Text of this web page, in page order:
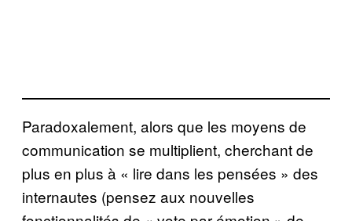
Paradoxalement, alors que les moyens de
communication se multiplient, cherchant de
plus en plus à « lire dans les pensées » des
internautes (pensez aux nouvelles